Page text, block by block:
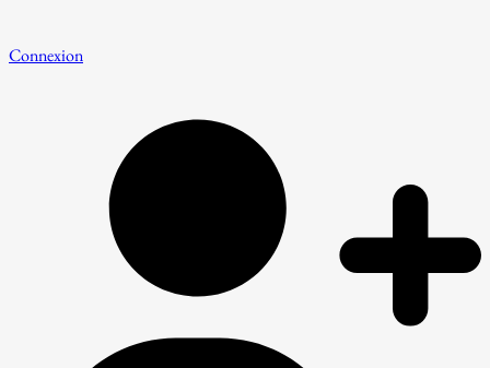
Connexion